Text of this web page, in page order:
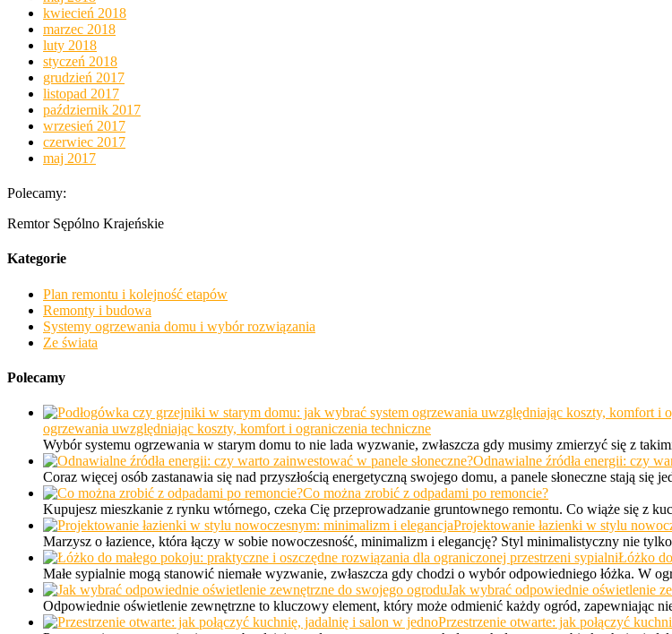
kwiecień 2018
marzec 2018
luty 2018
styczeń 2018
grudzień 2017
listopad 2017
październik 2017
wrzesień 2017
czerwiec 2017
maj 2017
Polecamy:
Remtor Sępólno Krajeńskie
Kategorie
Plan remontu i kolejność etapów
Remonty i budowa
Systemy ogrzewania domu i wybór rozwiązania
Ze świata
Polecamy
ogrzewania uwzględniając koszty, komfort i ograniczenia techniczne
Wybór systemu ogrzewania w starym domu to nie lada wyzwanie, zwłaszcza gdy musimy zmierzyć się z
Odnawialne źródła energii: czy
Coraz więcej osób zastanawia się nad przyszłością energetyczną swojego domu, a panele słoneczne stają
Co można zrobić z odpadami po remoncie?
Kupujesz mieszkanie z rynku wtórnego, czeka Cię przeprowadzanie gruntownego remontu. Co wiąże się z
Projektowanie łazienki w stylu
Marzysz o łazience, która łączy w sobie nowoczesność, minimalizm i elegancję? Styl minimalistyczny nie
Łóżko
Małe sypialnie mogą stanowić niemałe wyzwanie, zwłaszcza gdy chodzi o wybór odpowiedniego łóżka. W
Jak wybrać odpowiednie oświetlenie
Odpowiednie oświetlenie zewnętrzne to kluczowy element, który może odmienić każdy ogród, zapewniając
Przestrzenie otwarte: jak połączyć